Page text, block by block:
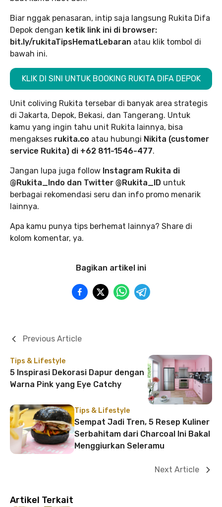
Biar nggak penasaran, intip saja langsung Rukita Difa
Depok dengan ketik link ini di browser:
bit.ly/rukitaTipsHematLebaran atau klik tombol di
bawah ini.
KLIK DI SINI UNTUK BOOKING RUKITA DIFA DEPOK
Unit coliving Rukita tersebar di banyak area strategis
di Jakarta, Depok, Bekasi, dan Tangerang. Untuk
kamu yang ingin tahu unit Rukita lainnya, bisa
mengakses rukita.co atau hubungi Nikita (customer
service Rukita) di +62 811-1546-477.
Jangan lupa juga follow Instagram Rukita di
@Rukita_Indo dan Twitter @Rukita_ID untuk
berbagai rekomendasi seru dan info promo menarik
lainnya.
Apa kamu punya tips berhemat lainnya? Share di
kolom komentar, ya.
Bagikan artikel ini
Tips & Lifestyle
5 Inspirasi Dekorasi Dapur dengan
Warna Pink yang Eye Catchy
Previous Article
Tips & Lifestyle
Sempat Jadi Tren, 5 Resep Kuliner
Serbahitam dari Charcoal Ini Bakal
Menggiurkan Seleramu
Next Article
Artikel Terkait